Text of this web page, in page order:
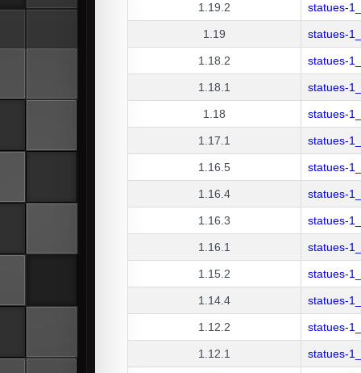
1.19.2 statues-
1.19 statues-
1.18.2 statues-
1.18.1 statues-
1.18 statues-
1.17.1 statues-
1.16.5 statues-
1.16.4 statues-
1.16.3 statues-
1.16.1 statues-
1.15.2 statues-
1.14.4 statues-
1.12.2 statues-
1.12.1 statues-